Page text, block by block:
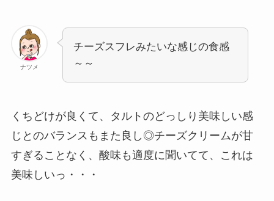
ナツメ
チーズスフレみたいな感じの食感
～～
くちどけが良くて、タルトのどっしり美味しい感
じとのバランスもまた良し◎チーズクリームが甘
すぎることなく、酸味も適度に聞いてて、これは
美味しいっ・・・